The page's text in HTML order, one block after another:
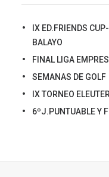
IX ED.FRIENDS
BALAYO
FINAL LIGA
SEMANAS DE GOLF
IX TORNEO
6ºJ.PUNTUABLE Y